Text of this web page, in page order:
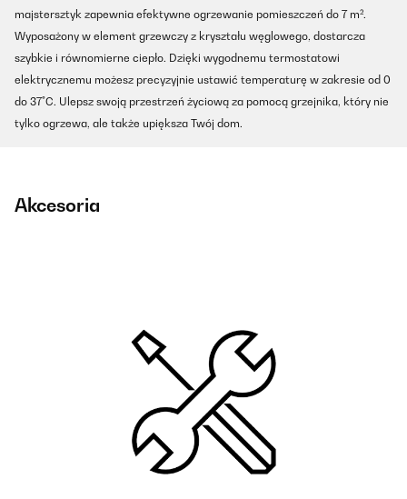
majstersztyk zapewnia efektywne ogrzewanie pomieszczeń do 7 m².
Wyposażony w element grzewczy z kryształu węglowego, dostarcza
szybkie i równomierne ciepło. Dzięki wygodnemu termostatowi
elektrycznemu możesz precyzyjnie ustawić temperaturę w zakresie od 0
do 37°C. Ulepsz swoją przestrzeń życiową za pomocą grzejnika, który nie
tylko ogrzewa, ale także upiększa Twój dom.
Akcesoria